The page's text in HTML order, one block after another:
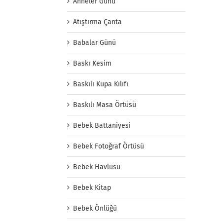
Atıştırma Çanta
Babalar Günü
Baskı Kesim
Baskılı Kupa Kılıfı
Baskılı Masa Örtüsü
Bebek Battaniyesi
Bebek Fotoğraf Örtüsü
Bebek Havlusu
Bebek Kitap
Bebek Önlüğü